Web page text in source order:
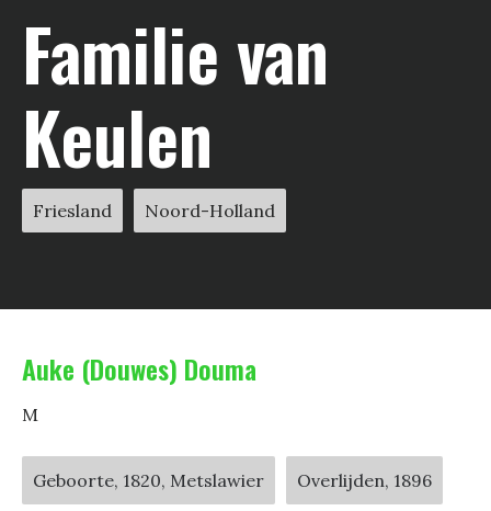
Familie van
Keulen
Friesland Noord-Holland
Auke (Douwes) Douma
M
Geboorte, 1820, Metslawier Overlijden, 1896